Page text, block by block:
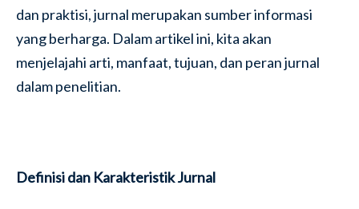
dan praktisi, jurnal merupakan sumber informasi
yang berharga. Dalam artikel ini, kita akan
menjelajahi arti, manfaat, tujuan, dan peran jurnal
dalam penelitian.
Definisi dan Karakteristik Jurnal